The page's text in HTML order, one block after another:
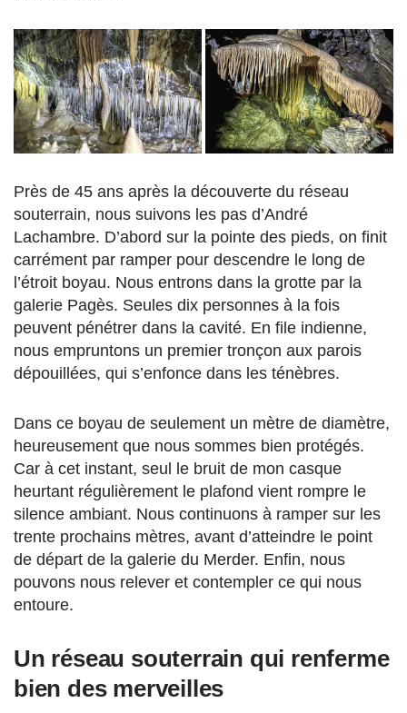
Près de 45 ans après la découverte du réseau
souterrain, nous suivons les pas d’André
Lachambre. D’abord sur la pointe des pieds, on finit
carrément par ramper pour descendre le long de
l’étroit boyau. Nous entrons dans la grotte par la
galerie Pagès. Seules dix personnes à la fois
peuvent pénétrer dans la cavité. En file indienne,
nous empruntons un premier tronçon aux parois
dépouillées, qui s’enfonce dans les ténèbres.
Dans ce boyau de seulement un mètre de diamètre,
heureusement que nous sommes bien protégés.
Car à cet instant, seul le bruit de mon casque
heurtant régulièrement le plafond vient rompre le
silence ambiant. Nous continuons à ramper sur les
trente prochains mètres, avant d’atteindre le point
de départ de la galerie du Merder. Enfin, nous
pouvons nous relever et contempler ce qui nous
entoure.
Un réseau souterrain qui renferme
bien des merveilles